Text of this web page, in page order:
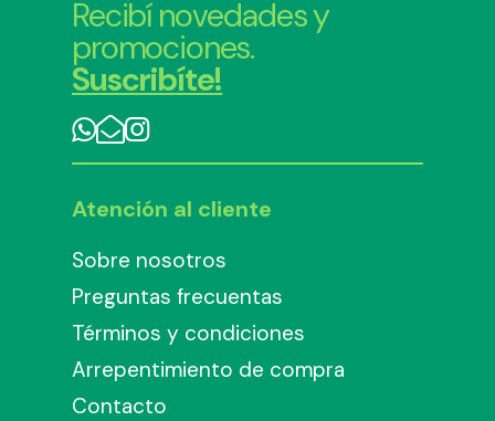
Recibí novedades y
promociones.
Suscribíte!
Atención al cliente
Sobre nosotros
Preguntas frecuentas
Términos y condiciones
Arrepentimiento de compra
Contacto